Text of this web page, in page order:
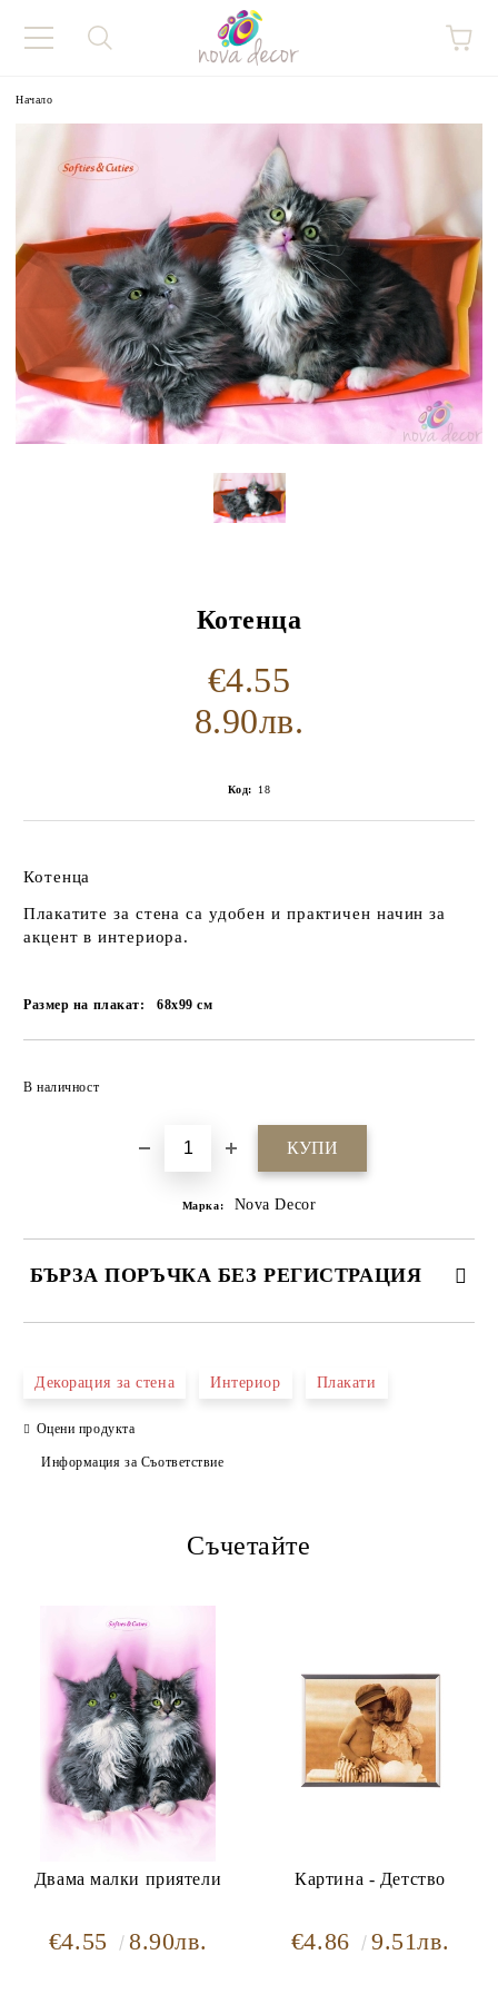
Начало
Котенца
€4.55
8.90лв.
Код: 18
Котенца
Плакатите за стена са удобен и практичен начин за
акцент в интериора.
Размер на плакат: 68x99см
В наличност
Марка: Nova Decor
БЪРЗА ПОРЪЧКА БЕЗ РЕГИСТРАЦИЯ
Ние ще се свържем с вас в рамките на работния ден.
Декорация за стена Интериор Плакати
Оцени продукта
Информация за Съответствие
Съчетайте
Двама малки приятели
€4.55 8.90лв.
Картина - Детство
€4.86 9.51лв.